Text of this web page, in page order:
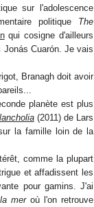
sur l'adolescence
politique The
qui cosigne d'ailleurs
Cuarón. Je vais
Branagh doit avoir
planète est plus
(2011) de Lars
la famille loin de la
comme la plupart
et affadissent les
pour gamins. J'ai
meroù l'on retrouve